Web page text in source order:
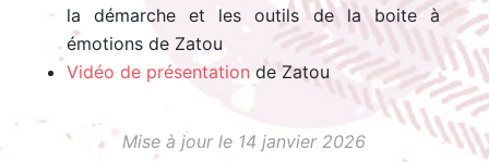
la démarche et les outils de la boite à
émotions de Zatou
Vidéo de présentation de Zatou
Mise à jour le 14 janvier 2026